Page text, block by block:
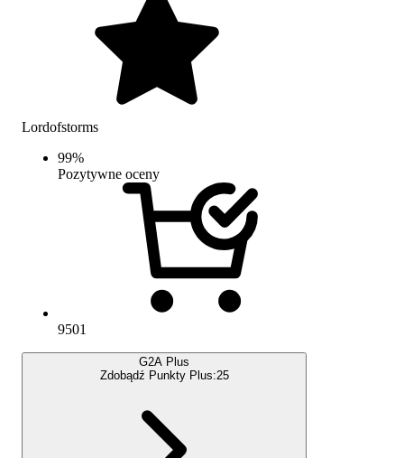
Lordofstorms
99%
Pozytywne oceny
9501
G2A Plus
Zdobądź Punkty Plus:25